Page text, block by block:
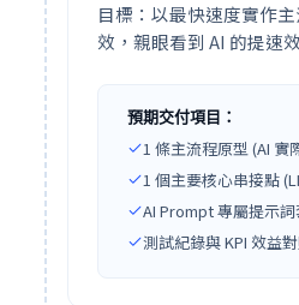
目標：以最快速度實作
效，親眼看到 AI 的提速
預期交付項目：
1 條主流程原型 (AI 實
1 個主要核心串接點
AI Prompt 專屬提示
測試紀錄與 KPI 效益